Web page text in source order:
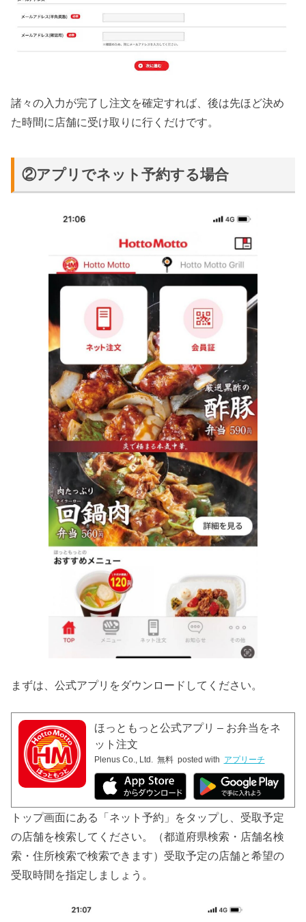
諸々の入力が完了し注文を確定すれば、後は先ほど決め
た時間に店舗に受け取りに行くだけです。
②アプリでネット予約する場合
まずは、公式アプリをダウンロードしてください。
ほっともっと公式アプリ – お弁当をネ
ット注文
Plenus Co., Ltd. 無料 posted with アプリーチ
トップ画面にある「ネット予約」をタップし、受取予定
の店舗を検索してください。（都道府県検索・店舗名検
索・住所検索で検索できます）受取予定の店舗と希望の
受取時間を指定しましょう。